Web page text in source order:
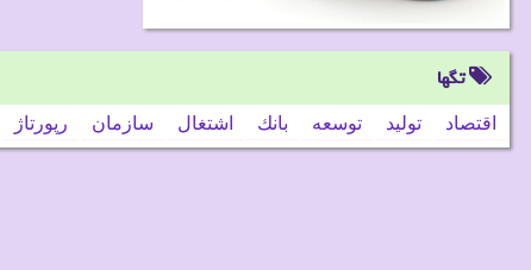
تگها
اقتصاد تولید توسعه بانك اشتغال سازمان رپورتاژ